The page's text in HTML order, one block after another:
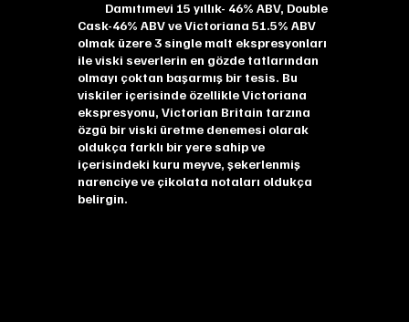
Damıtımevi 15 yıllık- 46% ABV, Double
Cask-46% ABV ve Victoriana 51.5% ABV
olmak üzere 3 single malt ekspresyonları
ile viski severlerin en gözde tatlarından
olmayı çoktan başarmış bir tesis. Bu
viskiler içerisinde özellikle Victoriana
ekspresyonu, Victorian Britain tarzına
özgü bir viski üretme denemesi olarak
oldukça farklı bir yere sahip ve
içerisindeki kuru meyve, şekerlenmiş
narenciye ve çikolata notaları oldukça
belirgin.